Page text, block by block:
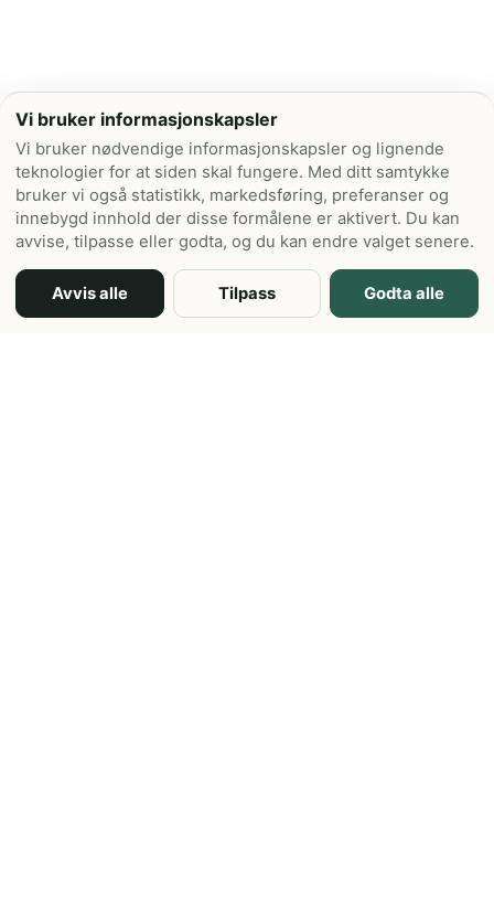
Vi bruker informasjonskapsler
Vi bruker nødvendige informasjonskapsler og lignende
teknologier for at siden skal fungere. Med ditt samtykke
bruker vi også statistikk, markedsføring, preferanser og
innebygd innhold der disse formålene er aktivert. Du kan
avvise, tilpasse eller godta, og du kan endre valget senere.
Avvis alle Tilpass Godta alle